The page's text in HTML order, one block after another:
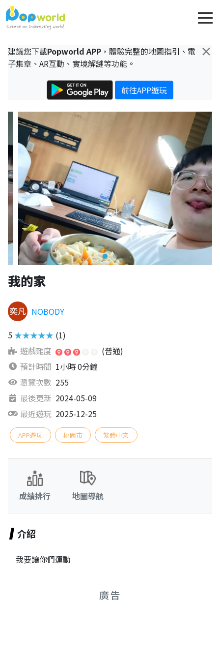
×
建議您下載Popworld APP ，體驗完整的地圖指引、電
子集章、AR互動、實境解謎等功能。
前往APP遊玩
我的家
NOBODY
5 ★★★★★ (1)
遊戲難度
(普通)
預計時間 1小時 0分鐘
瀏覽次數 255
最後更新 2024-05-09
最近遊玩 2025-12-25
APP遊玩 桃園市 繁體中文
成績排行 地圖導航
介紹
我要讓你們運動
廣告